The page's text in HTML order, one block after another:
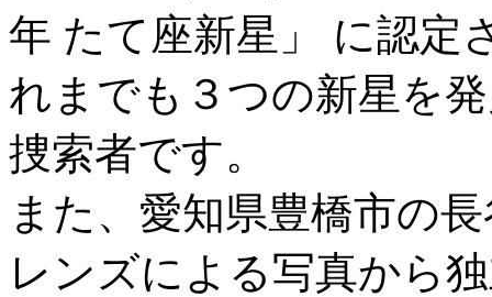
年 たて座新星」 に認定
れまでも３つの新星を
捜索者です。
また、愛知県豊橋市の
レンズによる写真から